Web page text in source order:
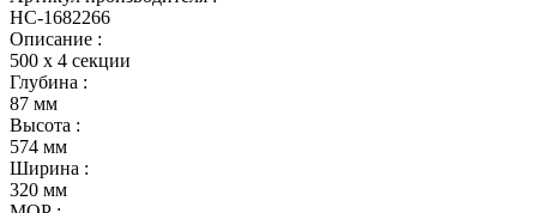
НС-1682266
Описание :
500 х 4 секции
Глубина :
87 мм
Высота :
574 мм
Ширина :
320 мм